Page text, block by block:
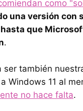
como
una versión con
que
.
ser también
Windows 11 al
no hace falta.